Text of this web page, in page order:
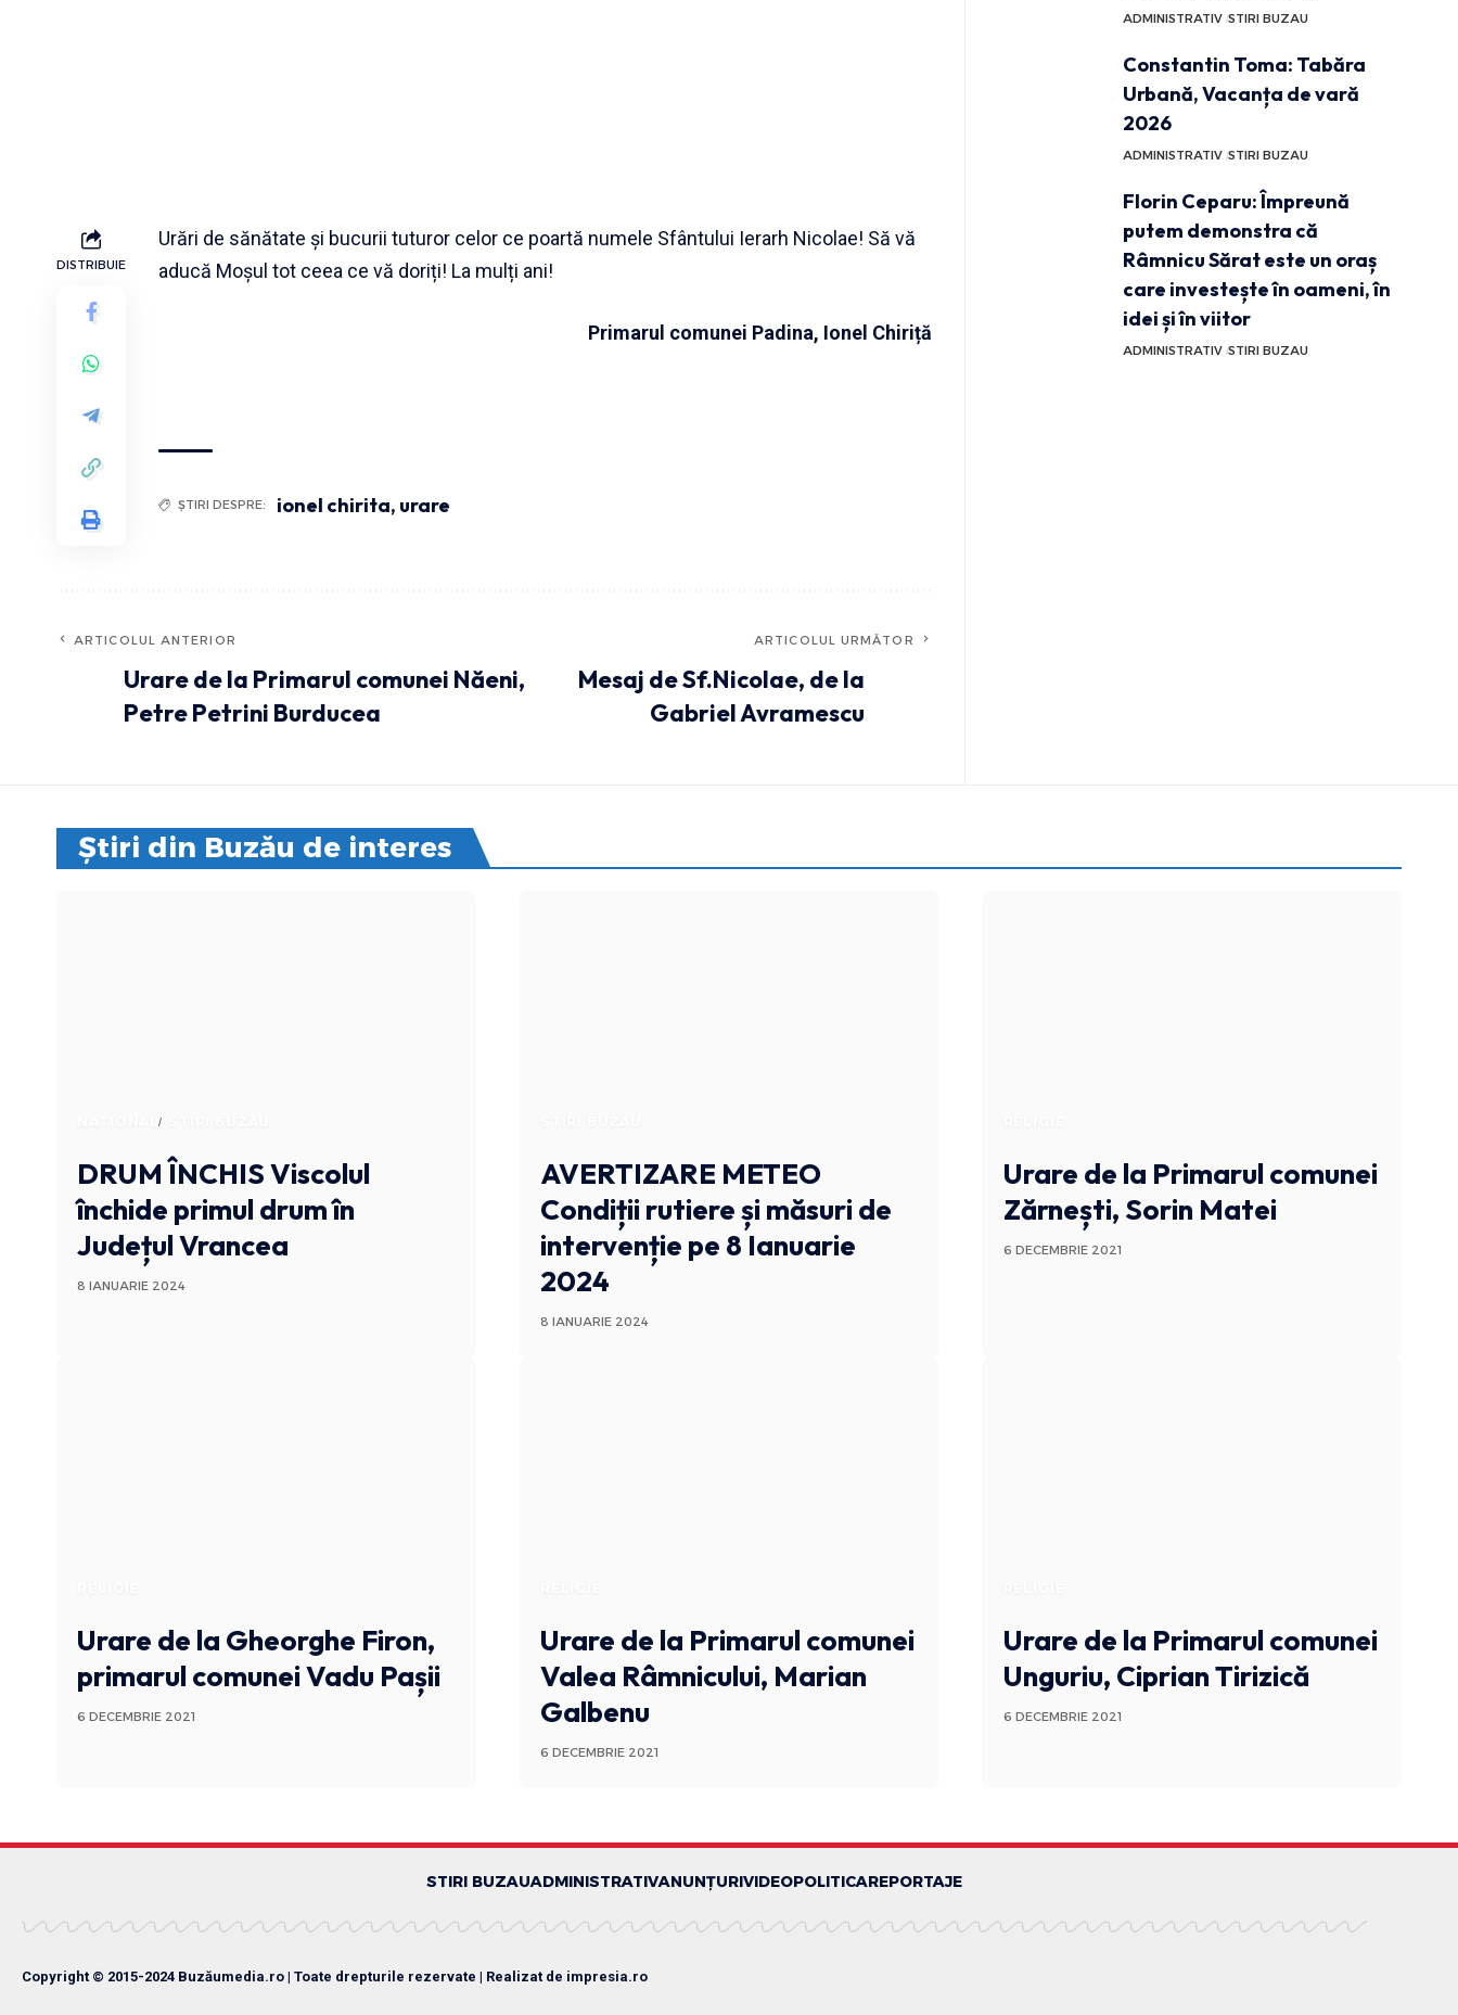
DISTRIBUIE
Urări de sănătate și bucurii tuturor celor ce poartă numele Sfântului Ierarh Nicolae! Să vă
aducă Moșul tot ceea ce vă doriți! La mulți ani!
Primarul comunei Padina, Ionel Chiriță
ȘTIRI DESPRE: ionel chirita, urare
ARTICOLUL ANTERIOR
Urare de la Primarul comunei Năeni,
Petre Petrini Burducea
ARTICOLUL URMĂTOR
Mesaj de Sf.Nicolae, de la
Gabriel Avramescu
ADMINISTRATIV STIRI BUZAU
Constantin Toma: Tabăra
Urbană, Vacanța de vară
2026
ADMINISTRATIV STIRI BUZAU
Florin Ceparu: Împreună
putem demonstra că
Râmnicu Sărat este un oraș
care investește în oameni, în
idei și în viitor
ADMINISTRATIV STIRI BUZAU
Știri din Buzău de interes
NATIONAL
DRUM ÎNCHISViscolul
închide primul drum în
Județul Vrancea
8 IANUARIE 2024
AVERTIZARE METEO
Condiții rutiere și măsuri de
intervenție pe 8 Ianuarie
2024
8 IANUARIE 2024
Urare de la Primarul comunei
Zărnești, Sorin Matei
6 DECEMBRIE 2021
Urare de la Gheorghe Firon,
primarul comunei Vadu Pașii
6 DECEMBRIE 2021
Urare de la Primarul comunei
Valea Râmnicului, Marian
Galbenu
6 DECEMBRIE 2021
Urare de la Primarul comunei
Unguriu, Ciprian Tirizică
6 DECEMBRIE 2021
STIRI BUZAUADMINISTRATIVANUNȚURIVIDEOPOLITICAREPORTAJE
Copyright © 2015-2024 Buzăumedia.ro | Toate drepturile rezervate | Realizat de impresia.ro